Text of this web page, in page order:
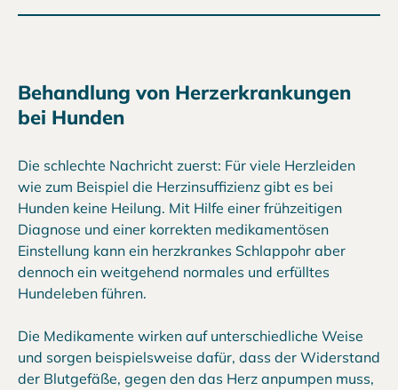
Behandlung von Herzerkrankungen
bei Hunden
Die schlechte Nachricht zuerst: Für viele Herzleiden
wie zum Beispiel die Herzinsuffizienz gibt es bei
Hunden keine Heilung. Mit Hilfe einer frühzeitigen
Diagnose und einer korrekten medikamentösen
Einstellung kann ein herzkrankes Schlappohr aber
dennoch ein weitgehend normales und erfülltes
Hundeleben führen.
Die Medikamente wirken auf unterschiedliche Weise
und sorgen beispielsweise dafür, dass der Widerstand
der Blutgefäße, gegen den das Herz anpumpen muss,